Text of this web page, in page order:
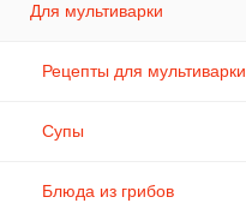
Для мультиварки
Рецепты для мультиварки
Супы
Блюда из грибов